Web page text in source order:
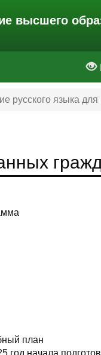
высшего
русского языка
план
год начала